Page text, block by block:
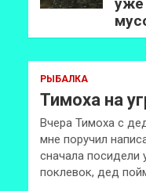
РЫБАЛКА
Тимоха на
Вчера Тимоха с
мне поручил
сначала посидели
поклевок, дед